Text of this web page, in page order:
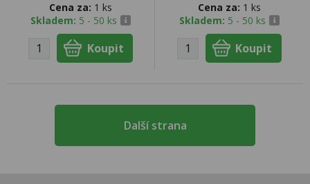
Cena za: 1 ks
Skladem: 5 - 50 ks
Cena za: 1 ks
Skladem: 5 - 50 ks
Další strana